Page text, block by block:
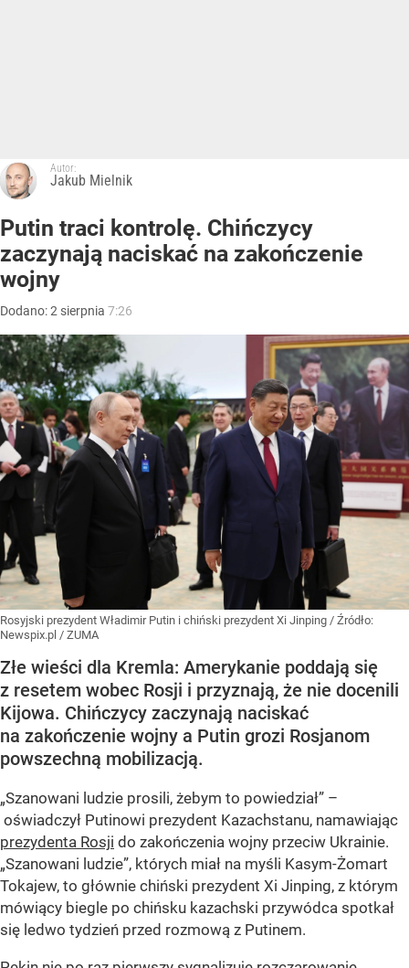
Autor:
Jakub Mielnik
Putin traci kontrolę. Chińczycy
zaczynają naciskać na zakończenie
wojny
Dodano:2 sierpnia 7:26
Rosyjski prezydent Władimir Putin i chiński prezydent Xi Jinping / Źródło:
Newspix.pl / ZUMA
Złe wieści dla Kremla: Amerykanie poddają się
z resetem wobec Rosji i przyznają, że nie docenili
Kijowa. Chińczycy zaczynają naciskać
na zakończenie wojny a Putin grozi Rosjanom
powszechną mobilizacją.
„Szanowani ludzie prosili, żebym to powiedział” –
oświadczył Putinowi prezydent Kazachstanu, namawiając
prezydenta Rosji do zakończenia wojny przeciw Ukrainie.
„Szanowani ludzie”, których miał na myśli Kasym-Żomart
Tokajew, to głównie chiński prezydent Xi Jinping, z którym
mówiący biegle po chińsku kazachski przywódca spotkał
się ledwo tydzień przed rozmową z Putinem.